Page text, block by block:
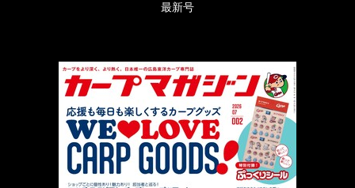
最新号